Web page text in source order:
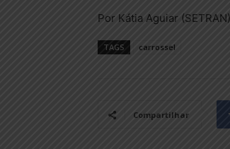
Por Kátia Aguiar (SETRAN)
TAGS carrossel
Compartilhar